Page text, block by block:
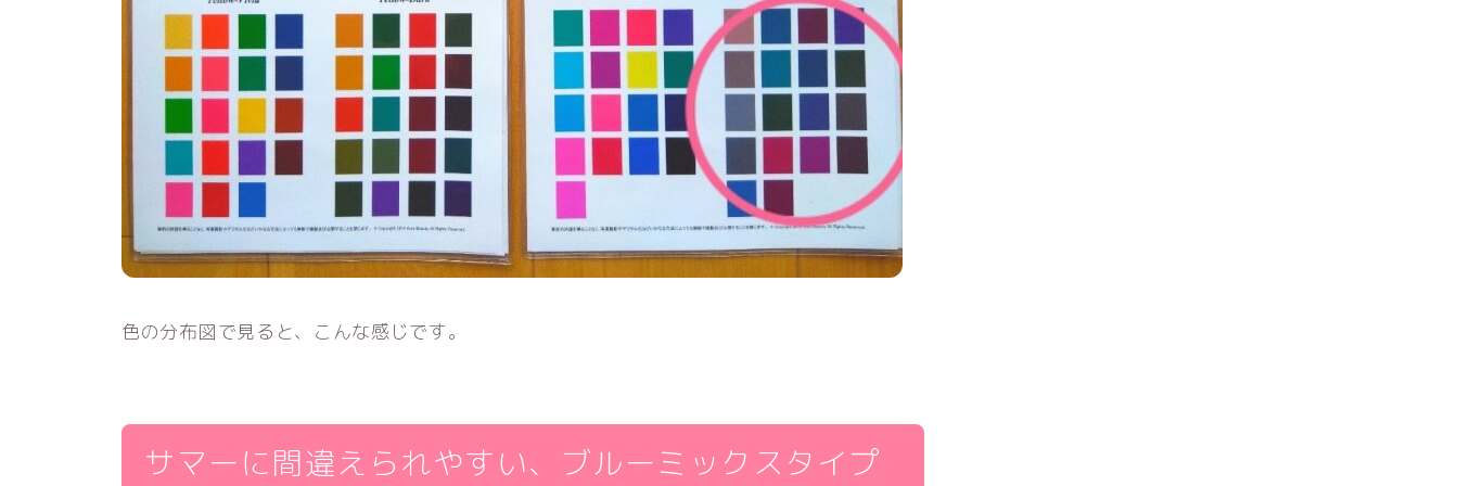
色の分布図で見ると、こんな感じです。
サマーに間違えられやすい、ブルーミックスタイプ